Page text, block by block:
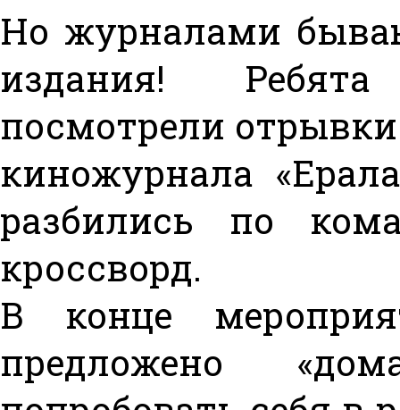
Но журналами
издания!
посмотрели отрывки
киножурнала
разбились по
кроссворд.
В конце
предложено